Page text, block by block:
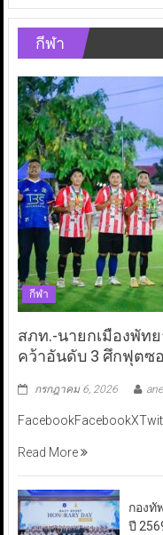
กีฬา
กีฬา
สภท.-นายกเมืองพัท
คว้าอันดับ 3 ศึกฟุตซอ
กรกฎาคม 6, 2026
Read More
กองทั
ปี